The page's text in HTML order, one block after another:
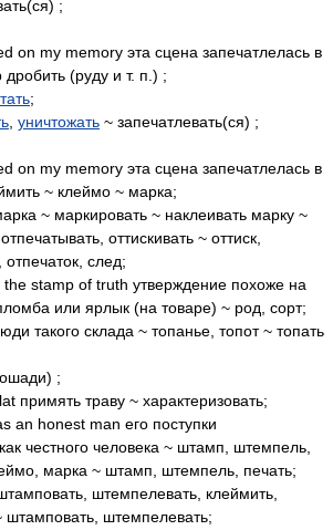
;
on my memory эта сцена запечатлелась в
(руду и т. п.) ;
;
уничтожать ~ запечатлевать(ся) ;
on my memory эта сцена запечатлелась в
~ клеймо ~ марка;
~ маркировать ~ наклеивать марку ~
оттискивать ~ оттиск,
отпечаток, след;
stamp of truth утверждение похоже на
или ярлык (на товаре) ~ род, сорт;
такого склада ~ топанье, топот ~ топать
;
примять траву ~ характеризовать;
an honest man его поступки
честного человека ~ штамп, штемпель,
марка ~ штамп, штемпель, печать;
штемпелевать, клеймить,
штамповать, штемпелевать;